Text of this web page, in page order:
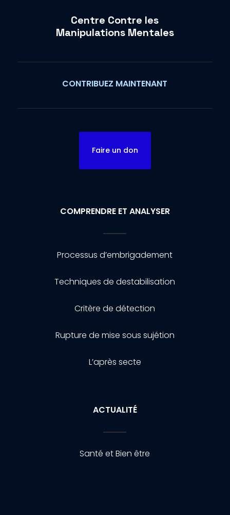
Centre Contre les
Manipulations Mentales
CONTRIBUEZ MAINTENANT
Faire un don
COMPRENDRE ET ANALYSER
Processus d’embrigadement
Techniques de destabilisation
Critère de détection
Rupture de mise sous sujétion
L’après secte
ACTUALITÉ
Santé et Bien être